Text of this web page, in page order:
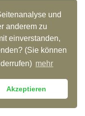
und
anderem zu
einverstanden,
(Sie können
mehr
Akzeptieren
vielseitig
besprechen wir
möchtest. Seriös
oder modern und
beruflichen
in Ruhe aus.
optimiert und